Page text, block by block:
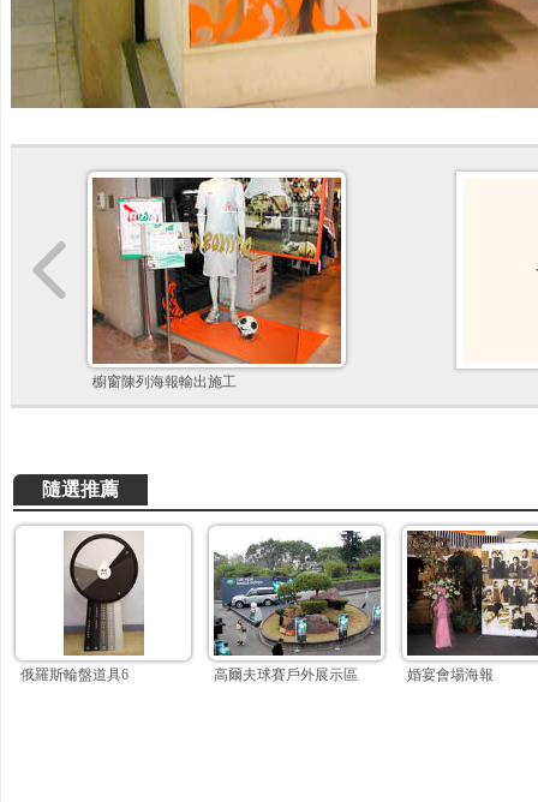
櫥窗陳列海報輸出施工
隨選推薦
俄羅斯輪盤道具6 高爾夫球賽戶外展示區 婚宴會場海報